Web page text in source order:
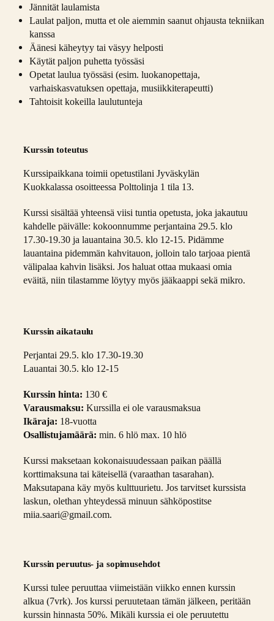
Jännität laulamista
Laulat paljon, mutta et ole aiemmin saanut ohjausta tekniikan
kanssa
Äänesi käheytyy tai väsyy helposti
Käytät paljon puhetta työssäsi
Opetat laulua työssäsi (esim. luokanopettaja,
varhaiskasvatuksen opettaja, musiikkiterapeutti)
Tahtoisit kokeilla laulutunteja
Kurssin toteutus
Kurssipaikkana toimii opetustilani Jyväskylän
Kuokkalassa osoitteessa Polttolinja 1 tila 13.
Kurssi sisältää yhteensä viisi tuntia opetusta, joka jakautuu
kahdelle päivälle: kokoonnumme perjantaina 29.5. klo
17.30-19.30 ja lauantaina 30.5. klo 12-15. Pidämme
lauantaina pidemmän kahvitauon, jolloin talo tarjoaa pientä
välipalaa kahvin lisäksi. Jos haluat ottaa mukaasi omia
eväitä, niin tilastamme löytyy myös jääkaappi sekä mikro.
Kurssin aikataulu
Perjantai 29.5. klo 17.30-19.30
Lauantai 30.5. klo 12-15
Kurssin hinta: 130 €
Varausmaksu: Kurssilla ei ole varausmaksua
Ikäraja: 18-vuotta
Osallistujamäärä: min. 6 hlö max. 10 hlö
Kurssi maksetaan kokonaisuudessaan paikan päällä
korttimaksuna tai käteisellä (varaathan tasarahan).
Maksutapana käy myös kulttuurietu. Jos tarvitset kurssista
laskun, olethan yhteydessä minuun sähköpostitse
miia.saari@gmail.com.
Kurssin peruutus- ja sopimusehdot
Kurssi tulee peruuttaa viimeistään viikko ennen kurssin
alkua (7vrk). Jos kurssi peruutetaan tämän jälkeen, peritään
kurssin hinnasta 50%. Mikäli kurssia ei ole peruutettu